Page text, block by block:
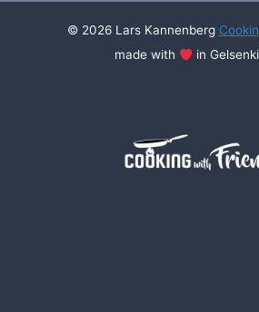
© 2026 Lars Kannenberg
made with
in